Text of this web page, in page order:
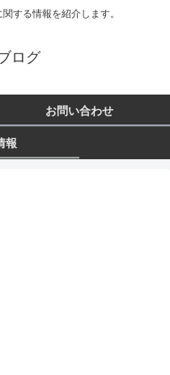
する情報を紹介します。
ログ
お問い合わせ
報